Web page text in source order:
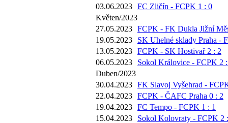
03.06.2023 FC Zličín - FCPK 1 : 0
Květen/2023
27.05.2023 FCPK - FK Dukla Jižní
19.05.2023
SK Uhelné sklady Praha -
13.05.2023 FCPK - SK Hostivař 2 : 2
06.05.2023
Sokol Královice - FCPK 2
Duben/2023
30.04.2023 FK Slavoj Vyšehrad -
22.04.2023 FCPK - ČAFC Praha 0 : 2
19.04.2023 FC Tempo - FCPK 1 : 1
15.04.2023
Sokol Kolovraty - FCPK 2